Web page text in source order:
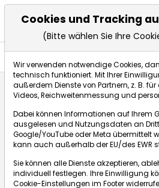
Die trendstärksten Aktien im
eine hohe Geschäftsdynamik. Ein
kündigt sich an!
Die trendstärksten
Cookies und Tracking
(Bitte wählen Sie Ihre
Wir verwenden notwendige Cookies,
technisch funktioniert. Mit Ihrer
außerdem Dienste von Partnern, z. B.
Videos, Reichweitenmessung und
Dabei können Informationen auf Ihrem
ausgelesen und Nutzungsdaten an
Google/YouTube oder Meta übermittelt
kann auch außerhalb der EU/des EWR
Sie können alle Dienste akzeptieren,
individuell festlegen. Ihre Einwilligung
Cookie-Einstellungen im Footer